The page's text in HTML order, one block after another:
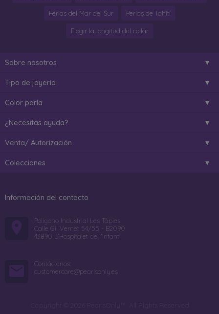
Perlas del Mar del Sur Perlas de Tahití
Elegir la longitud del collar
Sobre nosotros
Tipo de joyería
Color perla
¿Necesitas ayuda?
Venta/ Autorización
Colecciones
Información del contacto
Poligono Industrial Les Tàpies
Calle Gil Vernet 54/55 - B2090
43890 L'Hospitalet de l'Infant
Contáctenos:
customercare@pearlsonly.es